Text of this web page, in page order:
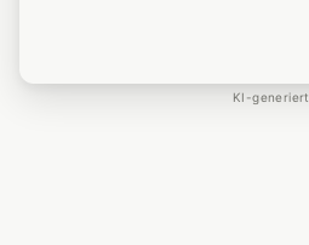
KI-generiert